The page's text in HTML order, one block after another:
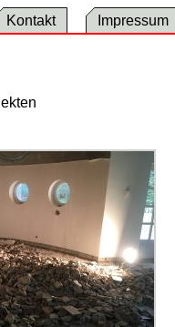
Kontakt Impressum